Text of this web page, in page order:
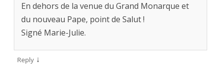
En dehors de la venue du Grand Monarque et
du nouveau Pape, point de Salut !
Signé Marie-Julie.
Reply ↓